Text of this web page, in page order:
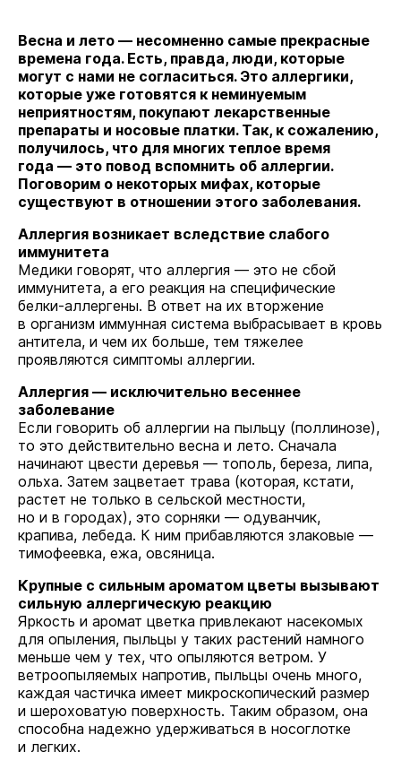
Весна и лето — несомненно самые прекрасные
времена года. Есть, правда, люди, которые
могут с нами не согласиться. Это аллергики,
которые уже готовятся к неминуемым
неприятностям, покупают лекарственные
препараты и носовые платки. Так, к сожалению,
получилось, что для многих теплое время
года — это повод вспомнить об аллергии.
Поговорим о некоторых мифах, которые
существуют в отношении этого заболевания.
Аллергия возникает вследствие слабого
иммунитета
Медики говорят, что аллергия — это не сбой
иммунитета, а его реакция на специфические
белки-аллергены. В ответ на их вторжение
в организм иммунная система выбрасывает в кровь
антитела, и чем их больше, тем тяжелее
проявляются симптомы аллергии.
Аллергия — исключительно весеннее
заболевание
Если говорить об аллергии на пыльцу (поллинозе),
то это действительно весна и лето. Сначала
начинают цвести деревья — тополь, береза, липа,
ольха. Затем зацветает трава (которая, кстати,
растет не только в сельской местности,
но и в городах), это сорняки — одуванчик,
крапива, лебеда. К ним прибавляются злаковые —
тимофеевка, ежа, овсяница.
Крупные с сильным ароматом цветы вызывают
сильную аллергическую реакцию
Яркость и аромат цветка привлекают насекомых
для опыления, пыльцы у таких растений намного
меньше чем у тех, что опыляются ветром. У
ветроопыляемых напротив, пыльцы очень много,
каждая частичка имеет микроскопический размер
и шероховатую поверхность. Таким образом, она
способна надежно удерживаться в носоглотке
и легких.